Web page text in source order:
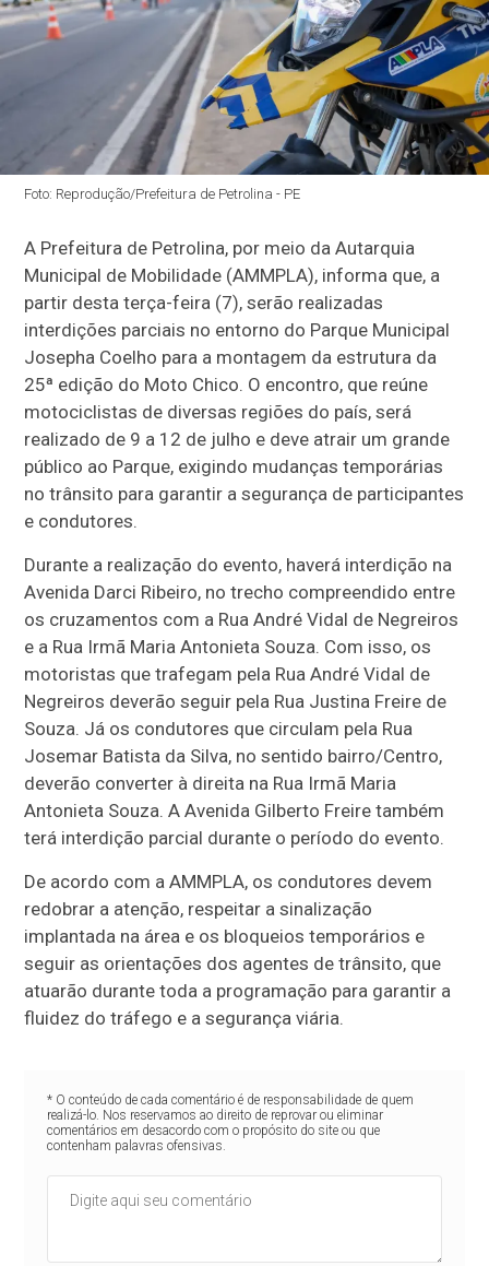
Foto: Reprodução/Prefeitura de Petrolina - PE
A Prefeitura de Petrolina, por meio da Autarquia
Municipal de Mobilidade (AMMPLA), informa que, a
partir desta terça-feira (7), serão realizadas
interdições parciais no entorno do Parque Municipal
Josepha Coelho para a montagem da estrutura da
25ª edição do Moto Chico. O encontro, que reúne
motociclistas de diversas regiões do país, será
realizado de 9 a 12 de julho e deve atrair um grande
público ao Parque, exigindo mudanças temporárias
no trânsito para garantir a segurança de participantes
e condutores.
Durante a realização do evento, haverá interdição na
Avenida Darci Ribeiro, no trecho compreendido entre
os cruzamentos com a Rua André Vidal de Negreiros
e a Rua Irmã Maria Antonieta Souza. Com isso, os
motoristas que trafegam pela Rua André Vidal de
Negreiros deverão seguir pela Rua Justina Freire de
Souza. Já os condutores que circulam pela Rua
Josemar Batista da Silva, no sentido bairro/Centro,
deverão converter à direita na Rua Irmã Maria
Antonieta Souza. A Avenida Gilberto Freire também
terá interdição parcial durante o período do evento.
De acordo com a AMMPLA, os condutores devem
redobrar a atenção, respeitar a sinalização
implantada na área e os bloqueios temporários e
seguir as orientações dos agentes de trânsito, que
atuarão durante toda a programação para garantir a
fluidez do tráfego e a segurança viária.
* O conteúdo de cada comentário é de responsabilidade de quem
realizá-lo. Nos reservamos ao direito de reprovar ou eliminar
comentários em desacordo com o propósito do site ou que
contenham palavras ofensivas.